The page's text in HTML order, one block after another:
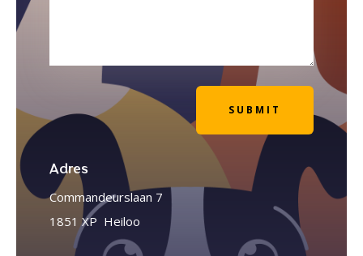
SUBMIT
Adres
Commandeurslaan 7
1851 XP Heiloo